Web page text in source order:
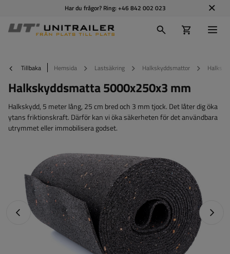
Har du frågor? Ring: +46 842 002 023
Tillbaka Hemsida Lastsäkring Halkskyddsmattor
Halkskyddsmatta 5000x250x3 mm
Halkskydd, 5 meter lång, 25 cm bred och 3 mm tjock. Det låter dig öka
ytans friktionskraft. Därför kan vi öka säkerheten för det användbara
utrymmet eller immobilisera godset.
Föregående foto Nästa